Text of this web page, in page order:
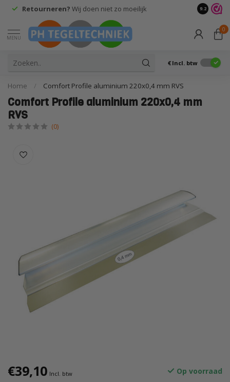
Retourneren? Wij doen niet zo moeilijk 9.2
MENU
0
€ Incl. btw
Home / Comfort Profile aluminium 220x0,4 mm RVS
Comfort Profile aluminium 220x0,4 mm
RVS
(0)
€39,10 Incl. btw Op voorraad